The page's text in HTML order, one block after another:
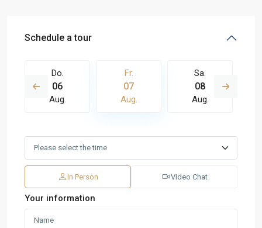
Schedule a tour
Do.
06
Aug.
Fr.
07
Aug.
Sa.
08
Aug.
In Person Video Chat
Your information